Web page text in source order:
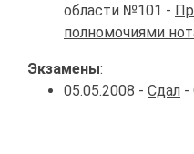
области №101 -
полномочиями
Экзамены:
05.05.2008 - Сдал -